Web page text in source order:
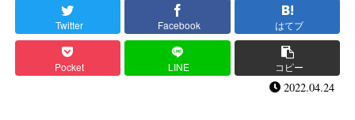
Twitter Facebook はてブ
Pocket LINE コピー
2022.04.24